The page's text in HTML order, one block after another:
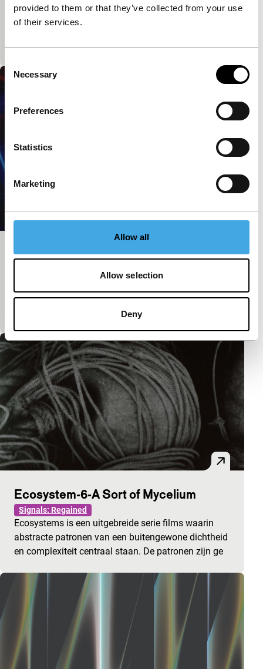
provided to them or that they’ve collected from your use
of their services.
Selection
Necessary
Preferences
Statistics
Marketing
Allow all
Allow selection
Deny
filmstrook wekt de suggestie dat het
Formeel ond
#3
gemaakt door de bewegingen van een minuscule
lichtbron vast te leggen met behulp van lange…
Ecosystem-6-A Sort of Mycelium
Signals: Regained
Ecosystems is een uitgebreide serie films waarin
abstracte patronen van een buitengewone dichtheid
en complexiteit centraal staan. De patronen zijn ge